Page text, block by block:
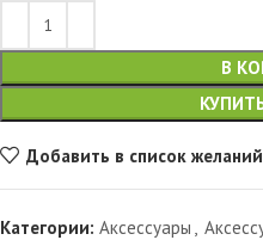
В
Добавить в список желаний
Категории: Аксессуары ,